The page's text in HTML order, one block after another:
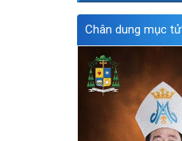
Chân dung mục tử